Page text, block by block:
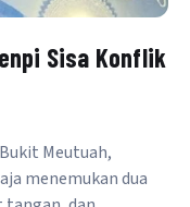
Sisa Konflik
Meutuah,
menemukan dua